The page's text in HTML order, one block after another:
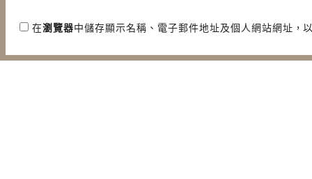
在瀏覽器中儲存顯示名稱、電子郵件地址及個人網站網址，